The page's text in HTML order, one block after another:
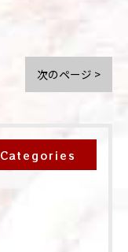
次のページ >
Categories